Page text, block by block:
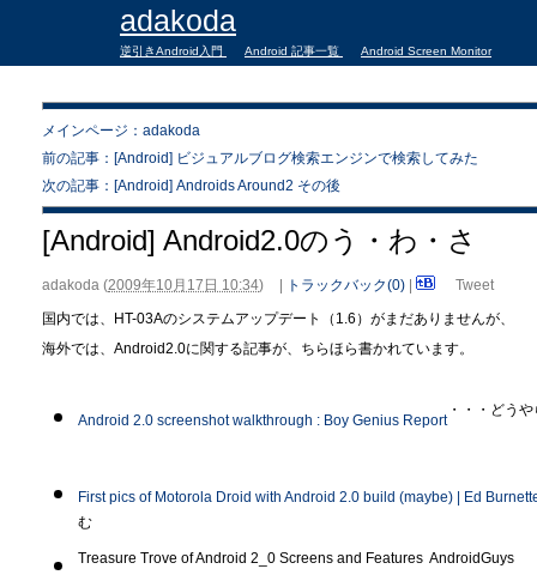
adakoda
逆引きAndroid入門 Android 記事一覧 Android Screen Monitor
メインページ：adakoda
前の記事：[Android] ビジュアルブログ検索エンジンで検索してみた
次の記事：[Android] Androids Around2 その後
[Android] Android2.0のう・わ・さ
adakoda (2009年10月17日 10:34) トラックバック(0)
Tweet
国内では、HT-03Aのシステムアップデート（1.6）がまだありませんが、
海外では、Android2.0に関する記事が、ちらほら書かれています。
Android 2.0 screenshot walkthrough : Boy Genius Report・・・どう
First pics of Motorola Droid with Android 2.0 build (maybe) | Ed
む
Treasure Trove of Android 2_0 Screens and Features AndroidGuys